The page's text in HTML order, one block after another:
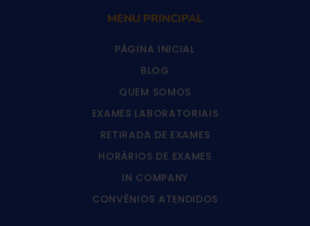
MENU PRINCIPAL
PÁGINA INICIAL
BLOG
QUEM SOMOS
EXAMES LABORATORIAIS
RETIRADA DE EXAMES
HORÁRIOS DE EXAMES
IN COMPANY
CONVÊNIOS ATENDIDOS